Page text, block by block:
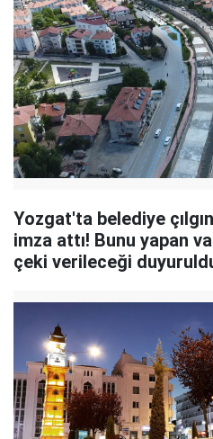
Yozgat'ta belediye
imza attı! Bunu yapan
çeki verileceği